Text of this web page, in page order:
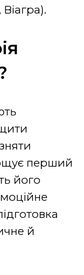
перший
його
й